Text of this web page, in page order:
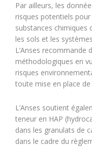
Par ailleurs, les
risques potentiels
substances chimiques
les sols et les
L’Anses recommande
méthodologiques en
risques
toute mise en place
L’Anses soutient
teneur en HAP
dans les granulats de
dans le cadre du